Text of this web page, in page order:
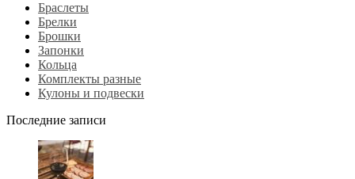
Браслеты
Брелки
Брошки
Запонки
Кольца
Комплекты разные
Кулоны и подвески
Последние записи